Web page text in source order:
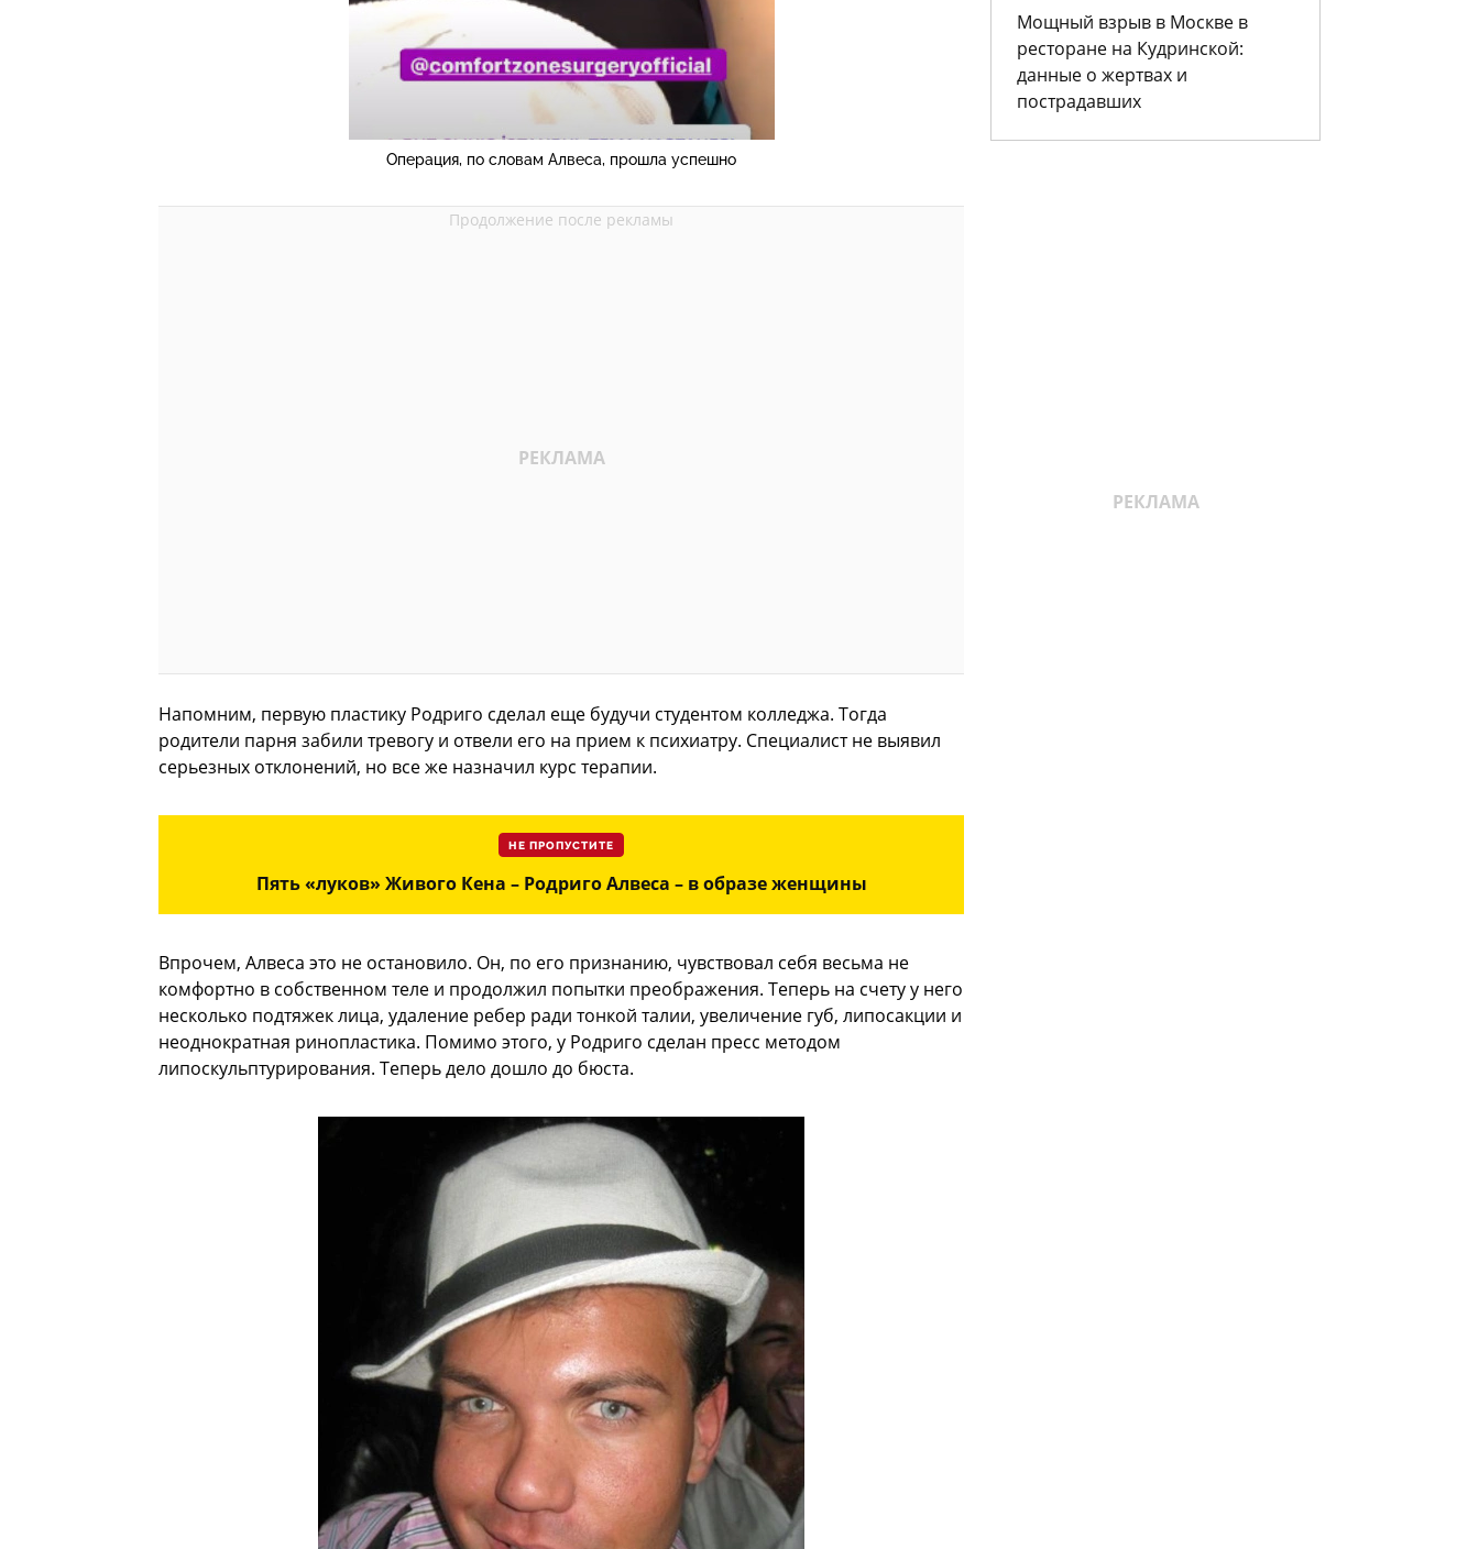
Операция, по словам Алвеса, прошла успешно
Напомним, первую пластику Родриго сделал еще будучи студентом колледжа. Тогда
родители парня забили тревогу и отвели его на прием к психиатру. Специалист не выявил
серьезных отклонений, но все же назначил курс терапии.
НЕ ПРОПУСТИТЕ
Пять «луков» Живого Кена – Родриго Алвеса – в образе женщины
Впрочем, Алвеса это не остановило. Он, по его признанию, чувствовал себя весьма не
комфортно в собственном теле и продолжил попытки преображения. Теперь на счету у него
несколько подтяжек лица, удаление ребер ради тонкой талии, увеличение губ, липосакции и
неоднократная ринопластика. Помимо этого, у Родриго сделан пресс методом
липоскульптурирования. Теперь дело дошло до бюста.
Мощный взрыв в Москве в
ресторане на Кудринской:
данные о жертвах и
пострадавших